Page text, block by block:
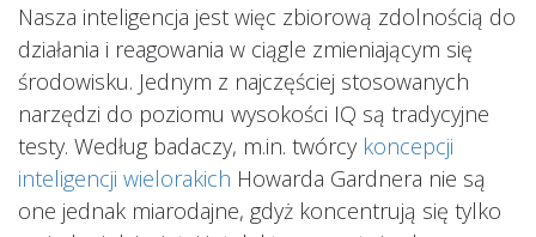
Nasza inteligencja jest więc zbiorową zdolnością do
działania i reagowania w ciągle zmieniającym się
środowisku. Jednym z najczęściej stosowanych
narzędzi do poziomu wysokości IQ są tradycyjne
testy. Według badaczy, m.in. twórcy koncepcji
inteligencji wielorakich Howarda Gardnera nie są
one jednak miarodajne, gdyż koncentrują się tylko